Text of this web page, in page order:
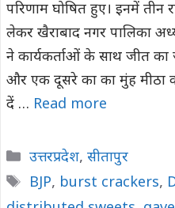
परिणाम घोषित हुए। इनमें तीन
लेकर खैराबाद नगर पालिका
ने कार्यकर्ताओं के साथ जीत
और एक दूसरे का का मुंह मीठा
दें … Read more
Categories
उत्तरप्रदेश, सीतापुर
Tags
BJP, burst crackers,